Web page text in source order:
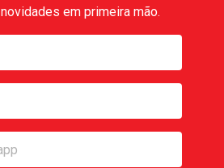
em primeira mão.